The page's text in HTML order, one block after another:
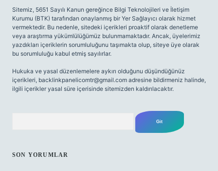
Sitemiz, 5651 Sayılı Kanun gereğince Bilgi Teknolojileri ve İletişim
Kurumu (BTK) tarafından onaylanmış bir Yer Sağlayıcı olarak hizmet
vermektedir. Bu nedenle, sitedeki içerikleri proaktif olarak denetleme
veya araştırma yükümlülüğümüz bulunmamaktadır. Ancak, üyelerimiz
yazdıkları içeriklerin sorumluluğunu taşımakta olup, siteye üye olarak
bu sorumluluğu kabul etmiş sayılırlar.
Hukuka ve yasal düzenlemelere aykırı olduğunu düşündüğünüz
içerikleri, backlinkpanelicomtr@gmail.com adresine bildirmeniz halinde,
ilgili içerikler yasal süre içerisinde sitemizden kaldırılacaktır.
SON YORUMLAR